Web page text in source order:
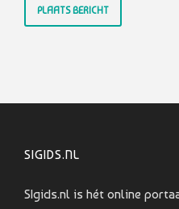
SIGIDS.NL
SIgids.nl is hét online